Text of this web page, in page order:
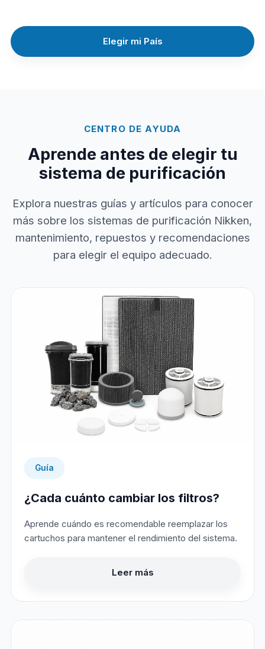
Elegir mi País
CENTRO DE AYUDA
Aprende antes de elegir tu
sistema de purificación
Explora nuestras guías y artículos para conocer
más sobre los sistemas de purificación Nikken,
mantenimiento, repuestos y recomendaciones
para elegir el equipo adecuado.
Guía
¿Cada cuánto cambiar los filtros?
Aprende cuándo es recomendable reemplazar los
cartuchos para mantener el rendimiento del sistema.
Leer más